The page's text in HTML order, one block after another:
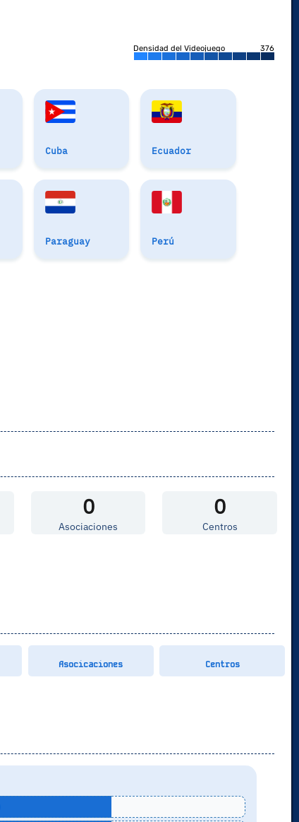
Densidad del Videojuego 376
Cuba Ecuador
Paraguay Perú
0
Asociaciones
0
Centros
Asocicaciones Centros